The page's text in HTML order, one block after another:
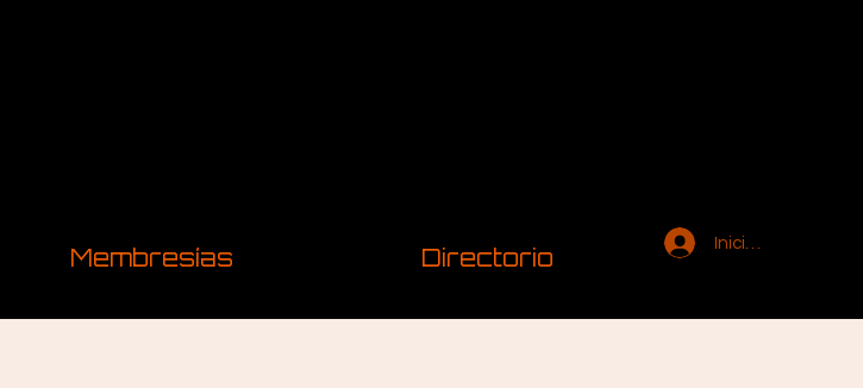
Membresías Directorio Iniciar sesión